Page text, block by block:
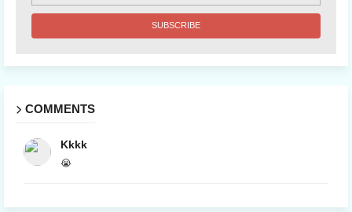
COMMENTS
Kkkk
😭